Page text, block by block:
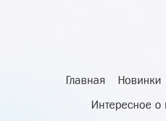
Главная Новинки
Интересное о